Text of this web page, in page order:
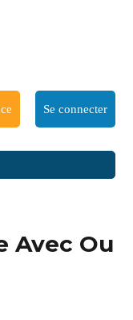
Se connecter
Avec Ou